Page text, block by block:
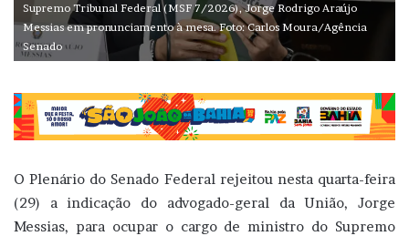
Supremo Tribunal Federal (MSF 7/2026), Jorge Rodrigo Araújo
Messias em pronunciamento à mesa. Foto: Carlos Moura/Agência
Senado
O Plenário do Senado Federal rejeitou nesta quarta-feira
(29) a indicação do advogado-geral da União, Jorge
Messias, para ocupar o cargo de ministro do Supremo